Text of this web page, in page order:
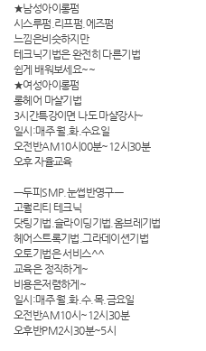
★남성아이롱펌
시스루펌.리프펌.에즈펌
느낌은비슷하지만
테크닉기법은 완전히 다른기법
쉽게 배워보세요~~
★여성아이롱펌
롱헤어 마샬기법
3시간특강이면 나도 마샬강사~
일시:매주 월.화.수요일
오전반AM10시00분~12시30분
오후 자율교육
ㅡ두피SMP.눈썹반영구ㅡ
고퀄리티 테크닉
닷팅기법.슬라이딩기법.옴브레기법
헤어스트록기법.그라데이션기법
오토기법은 서비스^^
교육은 정직하게~
비용은저렴하게~
일시:매주 월.화.수.목.금요일
오전반AM10시~12시30분
오후반PM2시30분~5시